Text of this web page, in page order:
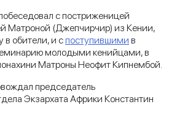
с постриженицей
Матроной (Джепчирчир) из Кении,
в обители, и с поступившими в
молодыми кенийцами, в
Матроны Неофит Кипнембой.
председатель
Экзархата Африки Константин